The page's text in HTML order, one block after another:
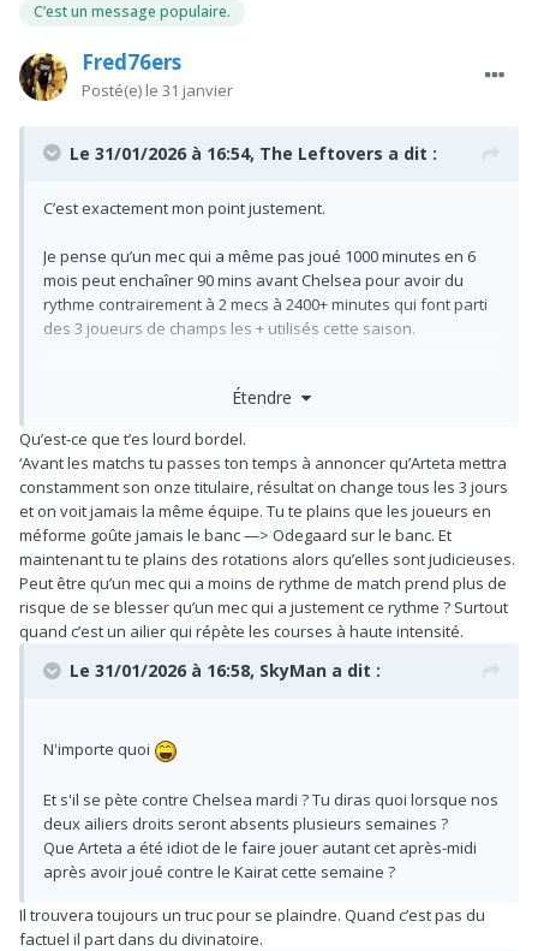
C’est un message populaire.
Fred76ers
Posté(e) le 31 janvier
Le 31/01/2026 à 16:54, The Leftovers a dit :
C’est exactement mon point justement.
Je pense qu’un mec qui a même pas joué 1000 minutes en 6
mois peut enchaîner 90 mins avant Chelsea pour avoir du
rythme contrairement à 2 mecs à 2400+ minutes qui font parti
des 3 joueurs de champs les + utilisés cette saison.
Étendre
Qu’est-ce que t’es lourd bordel.
‘Avant les matchs tu passes ton temps à annoncer qu’Arteta mettra
constamment son onze titulaire, résultat on change tous les 3 jours
et on voit jamais la même équipe. Tu te plains que les joueurs en
méforme goûte jamais le banc —> Odegaard sur le banc. Et
maintenant tu te plains des rotations alors qu’elles sont judicieuses.
Peut être qu’un mec qui a moins de rythme de match prend plus de
risque de se blesser qu’un mec qui a justement ce rythme ? Surtout
quand c’est un ailier qui répète les courses à haute intensité.
Le 31/01/2026 à 16:58, SkyMan a dit :
N'importe quoi
Et s'il se pète contre Chelsea mardi ? Tu diras quoi lorsque nos
deux ailiers droits seront absents plusieurs semaines ?
Que Arteta a été idiot de le faire jouer autant cet après-midi
après avoir joué contre le Kairat cette semaine ?
Il trouvera toujours un truc pour se plaindre. Quand c’est pas du
factuel il part dans du divinatoire.